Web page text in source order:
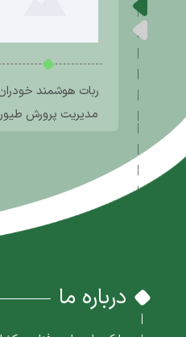
ربات هوشمند
مدیریت پرورش طیور
درباره ما